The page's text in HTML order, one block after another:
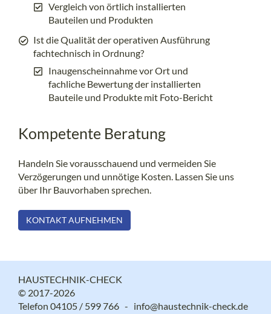
Vergleich von örtlich installierten
Bauteilen und Produkten
Ist die Qualität der operativen Ausführung
fachtechnisch in Ordnung?
Inaugenscheinnahme vor Ort und
fachliche Bewertung der installierten
Bauteile und Produkte mit Foto-Bericht
Kompetente Beratung
Handeln Sie vorausschauend und vermeiden Sie
Verzögerungen und unnötige Kosten. Lassen Sie uns
über Ihr Bauvorhaben sprechen.
KONTAKT AUFNEHMEN
HAUSTECHNIK-CHECK
© 2017-2026
Telefon 04105 / 599 766 - info@haustechnik-check.de